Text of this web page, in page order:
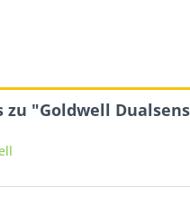
"Goldwell